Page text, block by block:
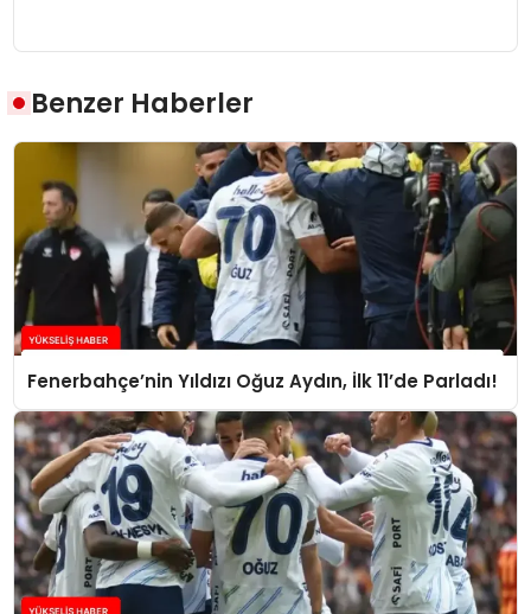
Benzer Haberler
Fenerbahçe’nin Yıldızı Oğuz Aydın, İlk 11’de Parladı!